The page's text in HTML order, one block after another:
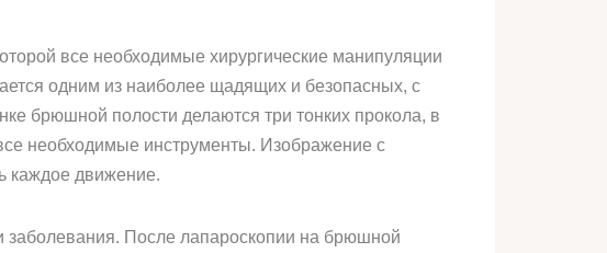
все необходимые хирургические манипуляции
одним из наиболее щадящих и безопасных, с
брюшной полости делаются три тонких прокола, в
необходимые инструменты. Изображение с
каждое движение.
заболевания. После лапароскопии на брюшной